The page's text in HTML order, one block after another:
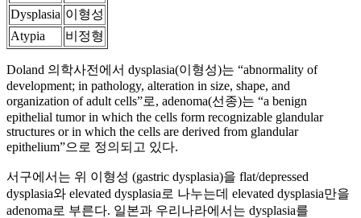
Dysplasia 이형성
Atypia
비정형
Doland 의학사전에서 dysplasia(이형성)는 “abnormality of
development; in pathology, alteration in size, shape, and
organization of adult cells”로, adenoma(선종)는 “a benign
epithelial tumor in which the cells form recognizable glandular
structures or in which the cells are derived from glandular
epithelium”으로 정의되고 있다.
서구에서는 위 이형성 (gastric dysplasia)을 flat/depressed
dysplasia와 elevated dysplasia로 나누는데 elevated dysplasia만을
adenoma로 부른다. 일본과 우리나라에서는 dysplasia를